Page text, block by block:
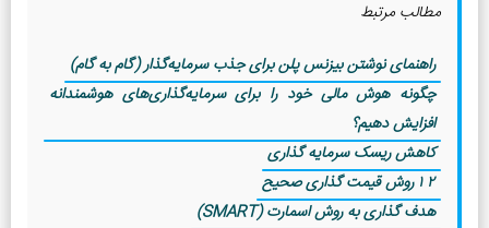
مطالب مرتبط
راهنمای نوشتن بیزنس پلن برای جذب سرمایه‌گذار (گام به گام)
چگونه هوش مالی خود را برای سرمایه‌گذاری‌های هوشمندانه
افزایش دهیم؟
کاهش ریسک سرمایه گذاری
12 روش قیمت گذاری صحیح
هدف گذاری به روش اسمارت (SMART)